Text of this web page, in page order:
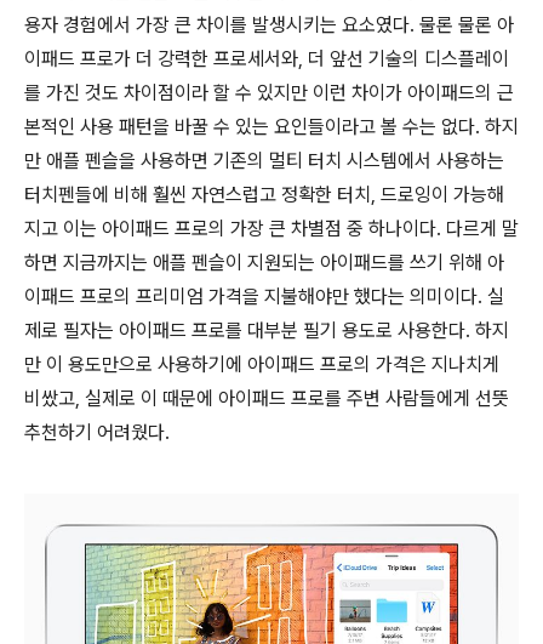
용자 경험에서 가장 큰 차이를 발생시키는 요소였다. 물론 물론 아
이패드 프로가 더 강력한 프로세서와, 더 앞선 기술의 디스플레이
를 가진 것도 차이점이라 할 수 있지만 이런 차이가 아이패드의 근
본적인 사용 패턴을 바꿀 수 있는 요인들이라고 볼 수는 없다. 하지
만 애플 펜슬을 사용하면 기존의 멀티 터치 시스템에서 사용하는
터치펜들에 비해 훨씬 자연스럽고 정확한 터치, 드로잉이 가능해
지고 이는 아이패드 프로의 가장 큰 차별점 중 하나이다. 다르게 말
하면 지금까지는 애플 펜슬이 지원되는 아이패드를 쓰기 위해 아
이패드 프로의 프리미엄 가격을 지불해야만 했다는 의미이다. 실
제로 필자는 아이패드 프로를 대부분 필기 용도로 사용한다. 하지
만 이 용도만으로 사용하기에 아이패드 프로의 가격은 지나치게
비쌌고, 실제로 이 때문에 아이패드 프로를 주변 사람들에게 선뜻
추천하기 어려웠다.